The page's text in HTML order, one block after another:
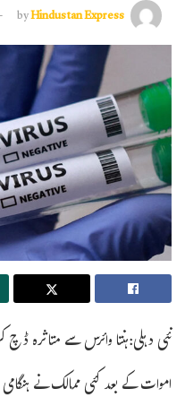
byHindustan Express
نئی دہلی:ہنتا وائرس سے متاثرہ
اموات کے بعد کئی ممالک نے